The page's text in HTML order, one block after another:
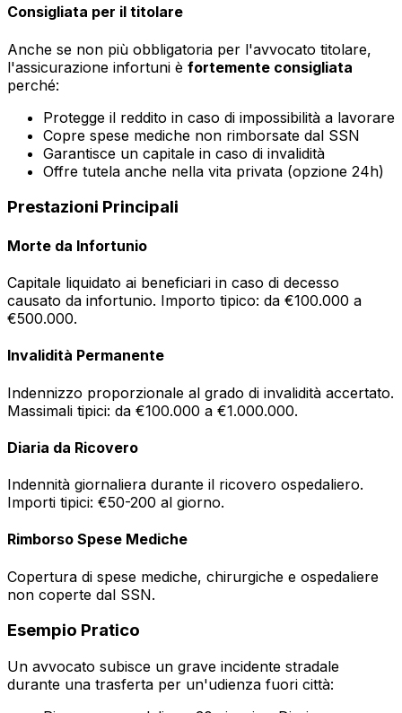
Consigliata per il titolare
Anche se non più obbligatoria per l'avvocato titolare,
l'assicurazione infortuni è fortemente consigliata
perché:
Protegge il reddito in caso di impossibilità a lavorare
Copre spese mediche non rimborsate dal SSN
Garantisce un capitale in caso di invalidità
Offre tutela anche nella vita privata (opzione 24h)
Prestazioni Principali
Morte da Infortunio
Capitale liquidato ai beneficiari in caso di decesso
causato da infortunio. Importo tipico: da €100.000 a
€500.000.
Invalidità Permanente
Indennizzo proporzionale al grado di invalidità accertato.
Massimali tipici: da €100.000 a €1.000.000.
Diaria da Ricovero
Indennità giornaliera durante il ricovero ospedaliero.
Importi tipici: €50-200 al giorno.
Rimborso Spese Mediche
Copertura di spese mediche, chirurgiche e ospedaliere
non coperte dal SSN.
Esempio Pratico
Un avvocato subisce un grave incidente stradale
durante una trasferta per un'udienza fuori città: